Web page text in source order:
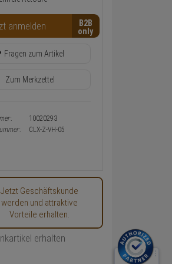
anmelden B2B
Fragen zum Artikel
Zum Merkzettel
10020293
CLX-Z-VH-05
Jetzt Geschäftskunde
werden und attraktive
Vorteile erhalten.
erhalten